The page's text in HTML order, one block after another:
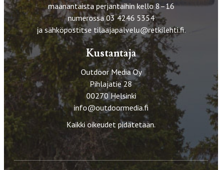
maanantaista perjantaihin kello 8–16
numerossa 03 4246 5354
ja sähköpostitse tilaajapalvelu@retkilehti.fi.
Kustantaja
Outdoor Media Oy
Pihlajatie 28
00270 Helsinki
info@outdoormedia.fi
Kaikki oikeudet pidätetään.